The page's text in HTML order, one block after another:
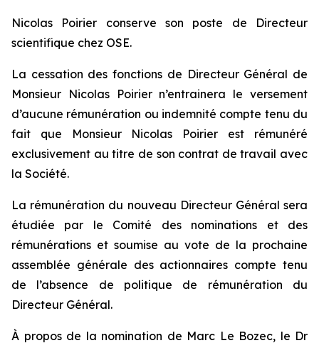
Nicolas Poirier conserve son poste de Directeur
scientifique chez OSE.
La cessation des fonctions de Directeur Général de
Monsieur Nicolas Poirier n’entrainera le versement
d’aucune rémunération ou indemnité compte tenu du
fait que Monsieur Nicolas Poirier est rémunéré
exclusivement au titre de son contrat de travail avec
la Société.
La rémunération du nouveau Directeur Général sera
étudiée par le Comité des nominations et des
rémunérations et soumise au vote de la prochaine
assemblée générale des actionnaires compte tenu
de l’absence de politique de rémunération du
Directeur Général.
À propos de la nomination de Marc Le Bozec, le Dr